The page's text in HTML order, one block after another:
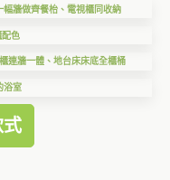
牆做齊餐枱、電視櫃同收納
配色
連牆一體、地台床床底全櫃桶
浴室
式